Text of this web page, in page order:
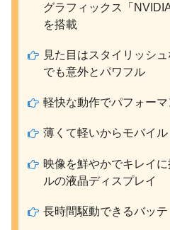
グラフィックス「
を搭載
見た目はスタイリッシ
でも意外とパワフル
軽快な動作でパフォー
薄くて軽いからモバイル
映像を鮮やかでキレイ
ルの液晶ディスプレイ
長時間駆動できるバッ